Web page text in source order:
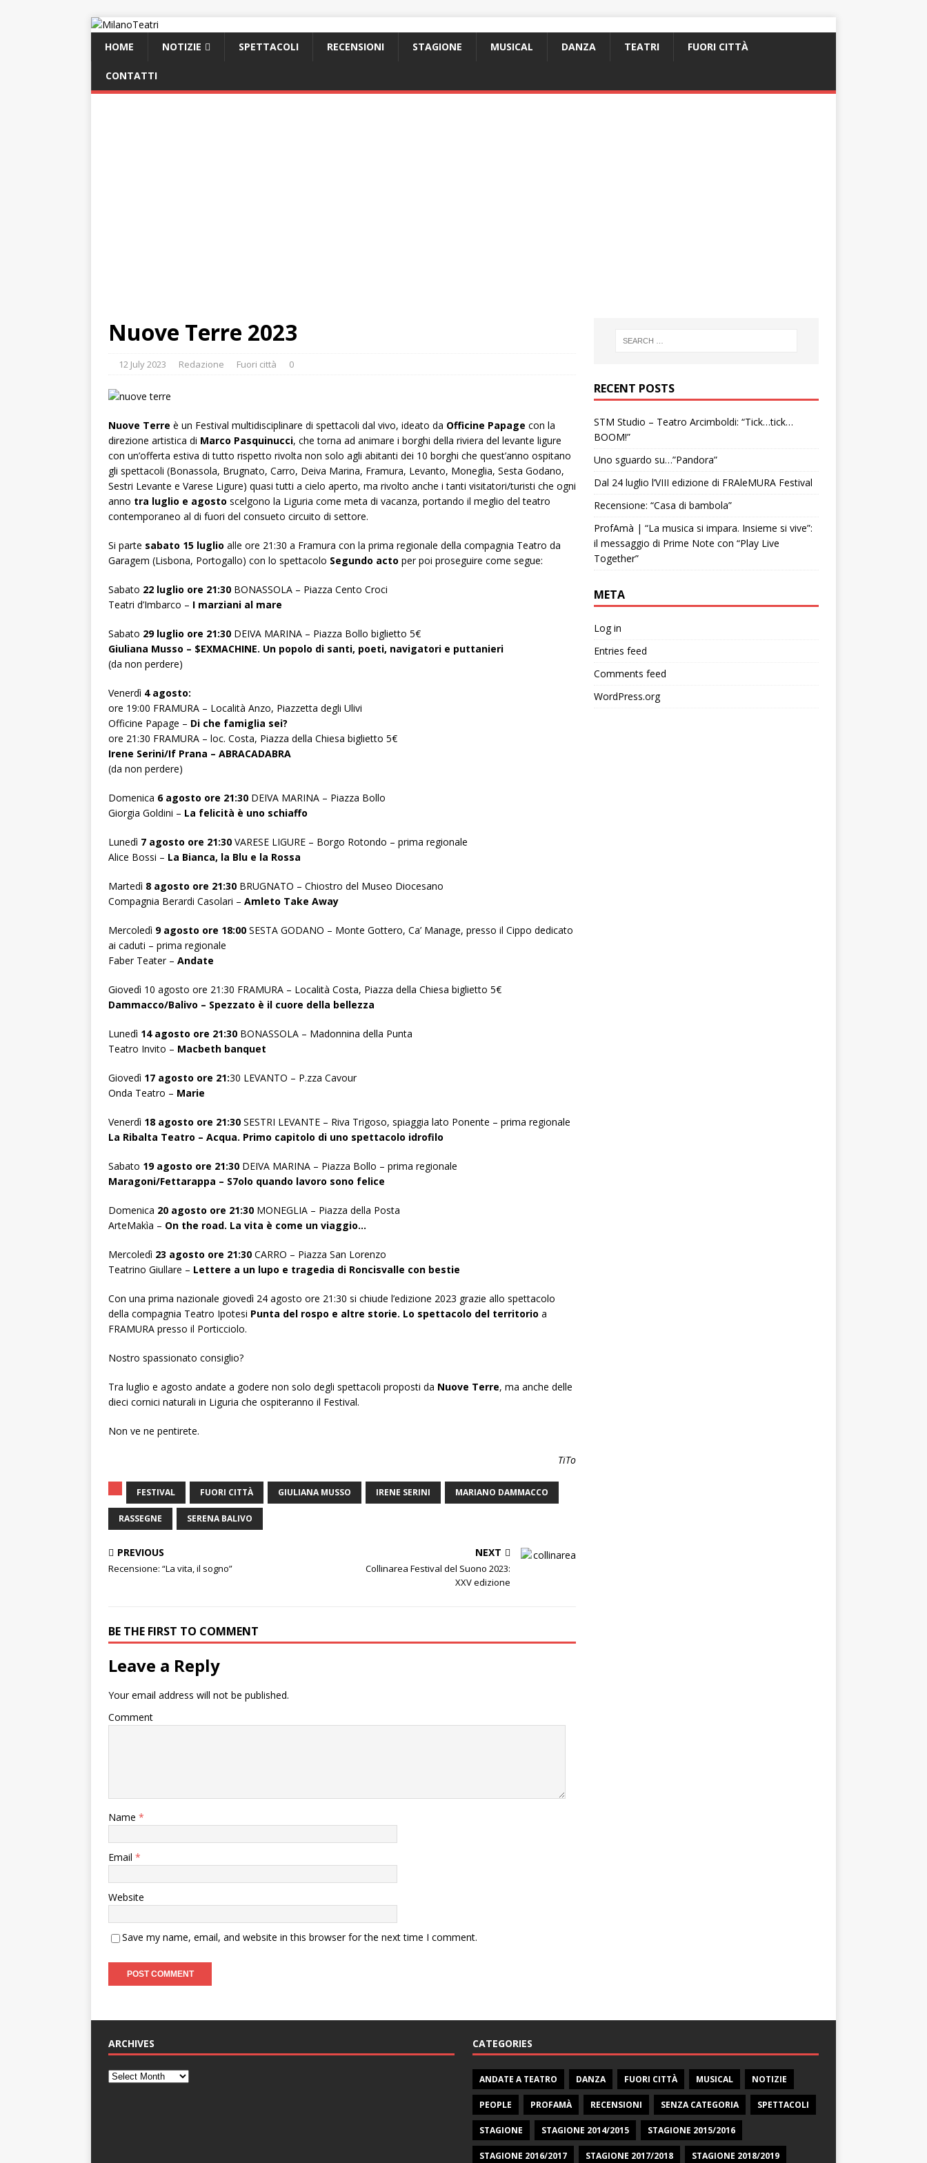
HOME NOTIZIE SPETTACOLI RECENSIONI STAGIONE MUSICAL DANZA TEATRI FUORI CITTÀ
CONTATTI
Nuove Terre 2023
12 July 2023 Redazione Fuori città 0
Nuove Terre è un Festival multidisciplinare di spettacoli dal vivo, ideato da Officine Papage con la
direzione artistica di Marco Pasquinucci, che torna ad animare i borghi della riviera del levante ligure
con un’offerta estiva di tutto rispetto rivolta non solo agli abitanti dei 10 borghi che quest’anno ospitano
gli spettacoli (Bonassola, Brugnato, Carro, Deiva Marina, Framura, Levanto, Moneglia, Sesta Godano,
Sestri Levante e Varese Ligure) quasi tutti a cielo aperto, ma rivolto anche i tanti visitatori/turisti che ogni
anno tra luglio e agosto scelgono la Liguria come meta di vacanza, portando il meglio del teatro
contemporaneo al di fuori del consueto circuito di settore.
Si parte sabato 15 luglio alle ore 21:30 a Framura con la prima regionale della compagnia Teatro da
Garagem (Lisbona, Portogallo) con lo spettacolo Segundo acto per poi proseguire come segue:
Sabato 22 luglio ore 21:30 BONASSOLA – Piazza Cento Croci
Teatri d’Imbarco – I marziani al mare
Sabato 29 luglio ore 21:30 DEIVA MARINA – Piazza Bollo biglietto 5€
Giuliana Musso – $EXMACHINE. Un popolo di santi, poeti, navigatori e puttanieri
(da non perdere)
Venerdì 4 agosto:
ore 19:00 FRAMURA – Località Anzo, Piazzetta degli Ulivi
Officine Papage – Di che famiglia sei?
ore 21:30 FRAMURA – loc. Costa, Piazza della Chiesa biglietto 5€
Irene Serini/If Prana – ABRACADABRA
(da non perdere)
Domenica 6 agosto ore 21:30 DEIVA MARINA – Piazza Bollo
Giorgia Goldini – La felicità è uno schiaffo
Lunedì 7 agosto ore 21:30 VARESE LIGURE – Borgo Rotondo – prima regionale
Alice Bossi – La Bianca, la Blu e la Rossa
Martedì 8 agosto ore 21:30 BRUGNATO – Chiostro del Museo Diocesano
Compagnia Berardi Casolari – Amleto Take Away
Mercoledì 9 agosto ore 18:00 SESTA GODANO – Monte Gottero, Ca’ Manage, presso il Cippo dedicato
ai caduti – prima regionale
Faber Teater – Andate
Giovedì 10 agosto ore 21:30 FRAMURA – Località Costa, Piazza della Chiesa biglietto 5€
Dammacco/Balivo – Spezzato è il cuore della bellezza
Lunedì 14 agosto ore 21:30 BONASSOLA – Madonnina della Punta
Teatro Invito – Macbeth banquet
Giovedì 17 agosto ore 21:30 LEVANTO – P.zza Cavour
Onda Teatro – Marie
Venerdì 18 agosto ore 21:30 SESTRI LEVANTE – Riva Trigoso, spiaggia lato Ponente – prima regionale
La Ribalta Teatro – Acqua. Primo capitolo di uno spettacolo idrofilo
Sabato 19 agosto ore 21:30 DEIVA MARINA – Piazza Bollo – prima regionale
Maragoni/Fettarappa – S7olo quando lavoro sono felice
Domenica 20 agosto ore 21:30 MONEGLIA – Piazza della Posta
ArteMakìa – On the road. La vita è come un viaggio…
Mercoledì 23 agosto ore 21:30 CARRO – Piazza San Lorenzo
Teatrino Giullare – Lettere a un lupo e tragedia di Roncisvalle con bestie
Con una prima nazionale giovedì 24 agosto ore 21:30 si chiude l’edizione 2023 grazie allo spettacolo
della compagnia Teatro Ipotesi Punta del rospo e altre storie. Lo spettacolo del territorio a
FRAMURA presso il Porticciolo.
Nostro spassionato consiglio?
Tra luglio e agosto andate a godere non solo degli spettacoli proposti da Nuove Terre, ma anche delle
dieci cornici naturali in Liguria che ospiteranno il Festival.
Non ve ne pentirete.
TiTo
FESTIVAL FUORI CITTÀ GIULIANA MUSSO IRENE SERINI MARIANO DAMMACCO
RASSEGNE SERENA BALIVO
PREVIOUS
Recensione: “La vita, il sogno”
NEXT
Collinarea Festival del Suono 2023:
XXV edizione
BE THE FIRST TO COMMENT
Leave a Reply
Your email address will not be published.
Comment
Name *
Email *
Website
Save my name, email, and website in this browser for the next time I comment.
RECENT POSTS
STM Studio – Teatro Arcimboldi: “Tick…tick…
BOOM!”
Uno sguardo su…”Pandora”
Dal 24 luglio l’VIII edizione di FRAleMURA Festival
Recensione: “Casa di bambola”
ProfAmà | “La musica si impara. Insieme si vive”:
il messaggio di Prime Note con “Play Live
Together”
META
Log in
Entries feed
Comments feed
WordPress.org
ARCHIVES CATEGORIES
ANDATE A TEATRO DANZA FUORI CITTÀ MUSICAL NOTIZIE
PEOPLE PROFAMÀ RECENSIONI SENZA CATEGORIA SPETTACOLI
STAGIONE STAGIONE 2014/2015 STAGIONE 2015/2016
STAGIONE 2016/2017 STAGIONE 2017/2018 STAGIONE 2018/2019